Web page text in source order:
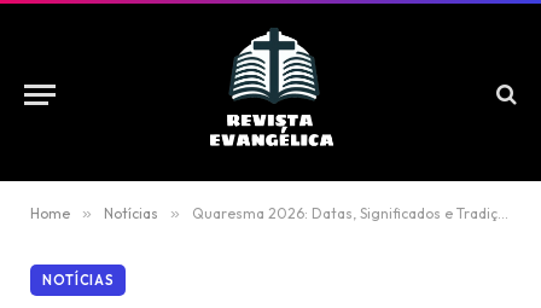
Home » Notícias » Quaresma 2026: Datas, Significados e Tradições de Reflexão Cristã
NOTÍCIAS